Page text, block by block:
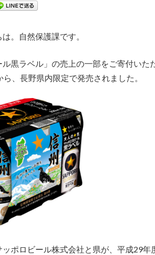
。自然保護課です。
ル黒ラベル」の売上の一部をご寄付い
ら、長野県内限定で発売されました。
ッポロビール株式会社と県が、平成29